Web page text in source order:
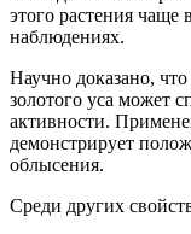
этого растения чаще
наблюдениях.
Научно доказано,
золотого уса может
активности.
демонстрирует
облысения.
Среди других